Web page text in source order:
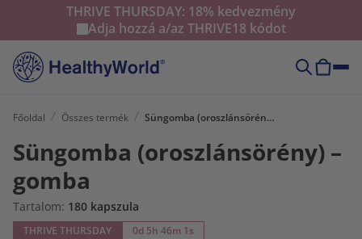
THRIVE THURSDAY: 18% kedvezmény
Adja hozzá a/az THRIVE18 kódot
Főoldal Összes termék Süngomba (oroszlánsörény) – gomba
Süngomba (oroszlánsörény) –
gomba
Tartalom: 180 kapszula
THRIVE THURSDAY 0d 5h 46m 0s